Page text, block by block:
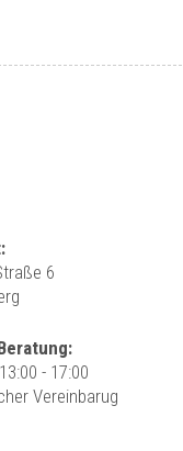
6
- 17:00
Vereinbarug